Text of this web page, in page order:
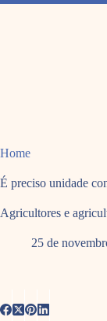
Pular
Home
É preciso unidade
Agricultores e
25 de